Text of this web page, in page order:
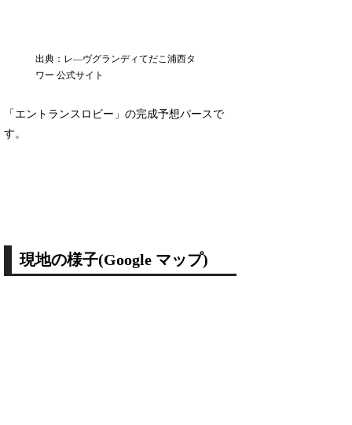
出典：レ―ヴグランディてだこ浦西タ
ワー 公式サイト
「エントランスロビー」の完成予想パースで
す。
現地の様子(Google マップ)